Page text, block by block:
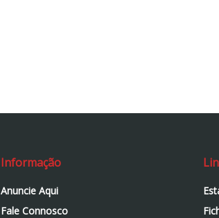
Informação
Anuncie Aqui
Fale Connosco